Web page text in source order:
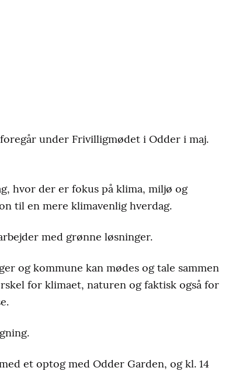
under Frivilligmødet i Odder i maj.
hvor der er fokus på klima, miljø og
til en mere klimavenlig hverdag.
med grønne løsninger.
og kommune kan mødes og tale sammen
for klimaet, naturen og faktisk også for
et optog med Odder Garden, og kl. 14